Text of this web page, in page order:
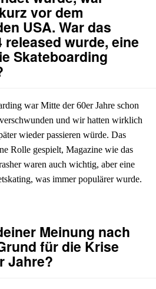
vor dem
USA. War das
released wurde, eine
Skateboarding
war Mitte der 60er Jahre schon
und wir hatten wirklich
wieder passieren würde. Das
Rolle gespielt, Magazine wie das
waren auch wichtig, aber eine
was immer populärer wurde.
Meinung nach
für die Krise
Jahre?